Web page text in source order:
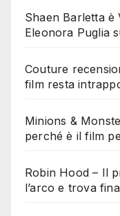
Shaen Barletta è
Eleonora Puglia
Couture
film resta
Minions &
perché è il film
Robin Hood – Il
l’arco e trova